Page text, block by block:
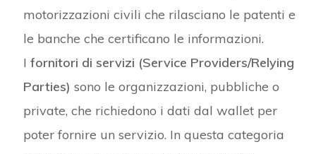
motorizzazioni civili che rilasciano le patenti e
le banche che certificano le informazioni.
Ifornitori di servizi (Service Providers/Relying
Parties)sono le organizzazioni, pubbliche o
private, che richiedono i dati dal wallet per
poter fornire un servizio. In questa categoria